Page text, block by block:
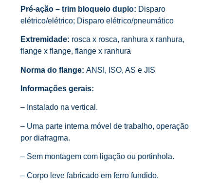
Pré-ação – trim bloqueio duplo: Disparo
elétrico/elétrico; Disparo elétrico/pneumático
Extremidade: rosca x rosca, ranhura x ranhura,
flange x flange, flange x ranhura
Norma do flange:ANSI, ISO, AS e JIS
Informações gerais:
– Instalado na vertical.
– Uma parte interna móvel de trabalho, operação
por diafragma.
– Sem montagem com ligação ou portinhola.
– Corpo leve fabricado em ferro fundido.